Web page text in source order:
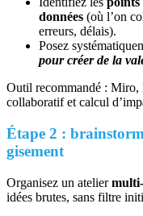
données (où l’on
erreurs, délais).
Posez
pour créer de la
Outil recommandé :
collaboratif et calcul
Étape 2 :
gisement
Organisez un atelier
idées brutes, sans filtre